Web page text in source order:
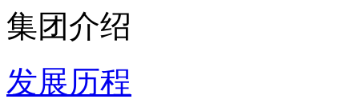
集团介绍
发展历程